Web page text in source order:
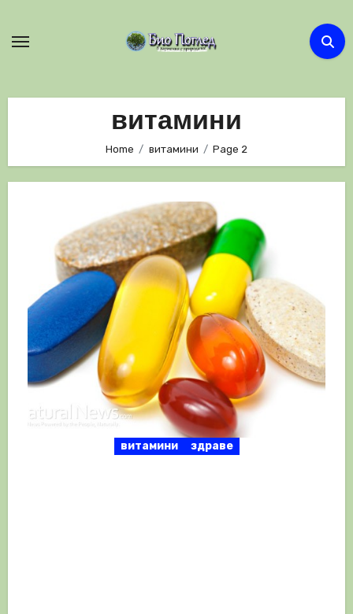
витамини
Home витамини Page 2
витамини здраве